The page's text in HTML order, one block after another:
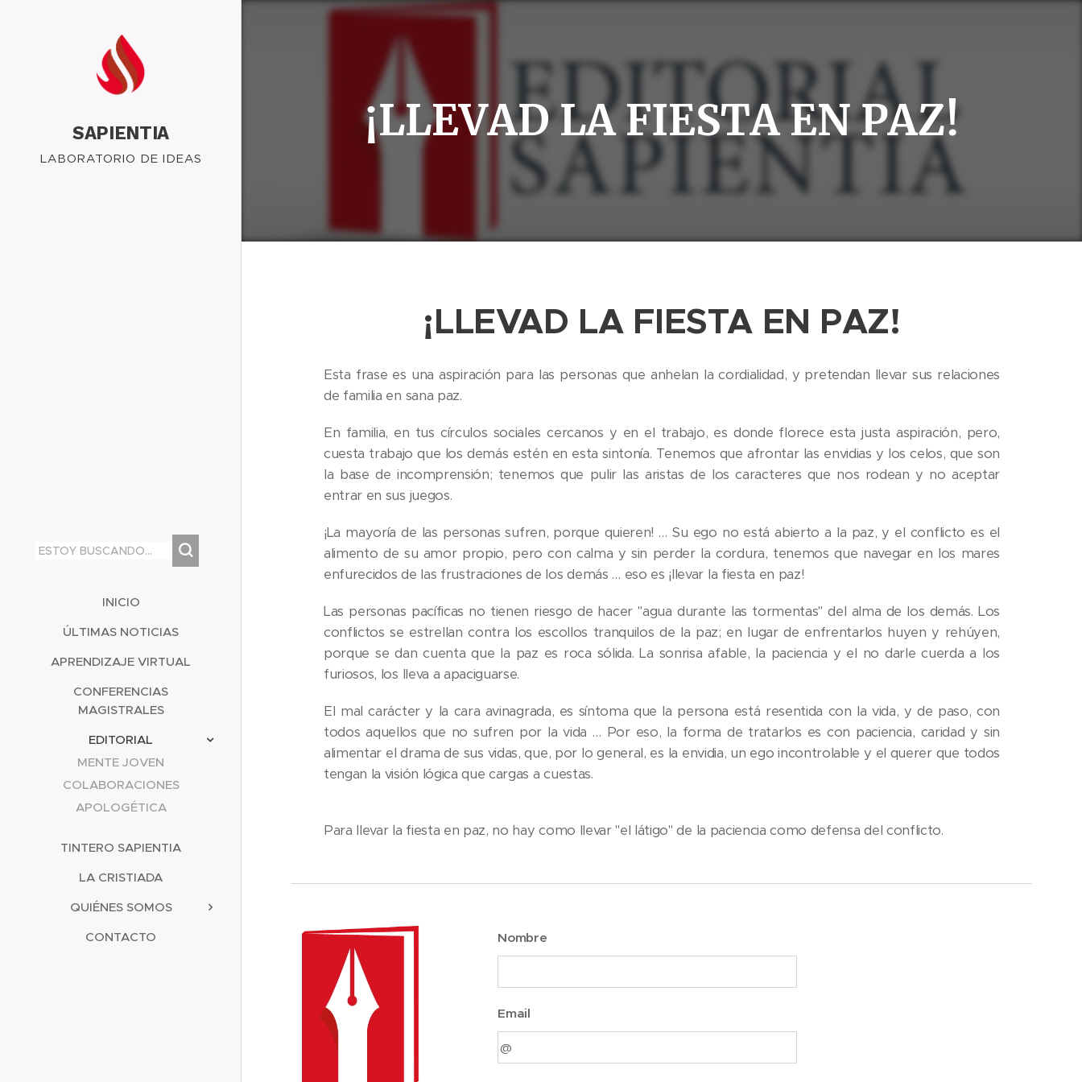
SAPIENTIA
LABORATORIO DE IDEAS
INICIO
ÚLTIMAS NOTICIAS
APRENDIZAJE VIRTUAL
CONFERENCIAS
MAGISTRALES
EDITORIAL
MENTE JOVEN
COLABORACIONES
APOLOGÉTICA
TINTERO SAPIENTIA
LA CRISTIADA
QUIÉNES SOMOS
CONTACTO
¡LLEVAD LA FIESTA EN PAZ!
¡LLEVAD LA FIESTA EN PAZ!
Esta frase es una aspiración para las personas que anhelan la cordialidad, y pretendan llevar sus relaciones
de familia en sana paz.
En familia, en tus círculos sociales cercanos y en el trabajo, es donde florece esta justa aspiración, pero,
cuesta trabajo que los demás estén en esta sintonía. Tenemos que afrontar las envidias y los celos, que son
la base de incomprensión; tenemos que pulir las aristas de los caracteres que nos rodean y no aceptar
entrar en sus juegos.
¡La mayoría de las personas sufren, porque quieren! … Su ego no está abierto a la paz, y el conflicto es el
alimento de su amor propio, pero con calma y sin perder la cordura, tenemos que navegar en los mares
enfurecidos de las frustraciones de los demás … eso es ¡llevar la fiesta en paz!
Las personas pacíficas no tienen riesgo de hacer "agua durante las tormentas" del alma de los demás. Los
conflictos se estrellan contra los escollos tranquilos de la paz; en lugar de enfrentarlos huyen y rehúyen,
porque se dan cuenta que la paz es roca sólida. La sonrisa afable, la paciencia y el no darle cuerda a los
furiosos, los lleva a apaciguarse.
El mal carácter y la cara avinagrada, es síntoma que la persona está resentida con la vida, y de paso, con
todos aquellos que no sufren por la vida … Por eso, la forma de tratarlos es con paciencia, caridad y sin
alimentar el drama de sus vidas, que, por lo general, es la envidia, un ego incontrolable y el querer que todos
tengan la visión lógica que cargas a cuestas.
Para llevar la fiesta en paz, no hay como llevar "el látigo" de la paciencia como defensa del conflicto.
Nombre
Email